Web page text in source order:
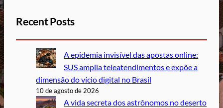
Recent Posts
A epidemia invisível das apostas online:
SUS amplia teleatendimentos e expõe a
dimensão do vício digital no Brasil
10 de agosto de 2026
A vida secreta dos astrônomos no deserto